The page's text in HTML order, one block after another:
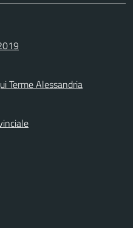
Terme Alessandria